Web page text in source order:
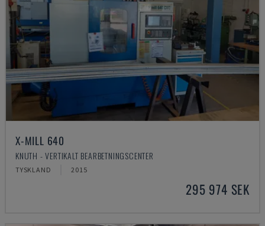
X-MILL 640
KNUTH - VERTIKALT BEARBETNINGSCENTER
TYSKLAND 2015
295 974 SEK